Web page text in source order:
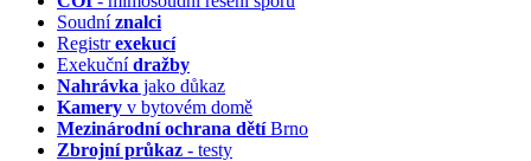
Soudníznalci
Registrexekucí
Exekučnídražby
Nahrávka jako důkaz
Kamery v bytovém domě
Mezinárodní ochrana dětíBrno
Zbrojní průkaz - testy